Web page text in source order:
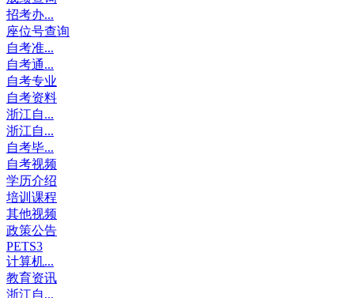
招考办...
座位号查询
自考准...
自考通...
自考专业
自考资料
浙江自...
浙江自...
自考毕...
自考视频
学历介绍
培训课程
其他视频
政策公告
PETS3
计算机...
教育资讯
浙江自...